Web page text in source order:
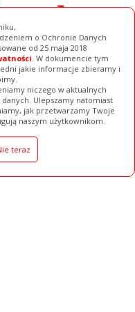
o Ochronie Danych
od 25 maja 2018
. W dokumencie tym
jakie informacje zbieramy i
niczego w aktualnych
Ulepszamy natomiast
jak przetwarzamy Twoje
naszym użytkownikom.
teraz
Baza Firm Pełna Wersja